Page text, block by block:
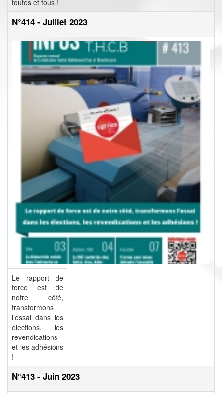
toutes et tous !
N°414 - Juillet 2023
Le rapport de
force est de
notre côté,
transformons
l’essai dans les
élections, les
revendications
et les adhésions
!
N°413 - Juin 2023